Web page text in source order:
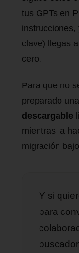
tus GPTs en
instrucciones,
clave) llegas
cero.
Para que no
preparado una
descargable
mientras la
migración
Y si
para